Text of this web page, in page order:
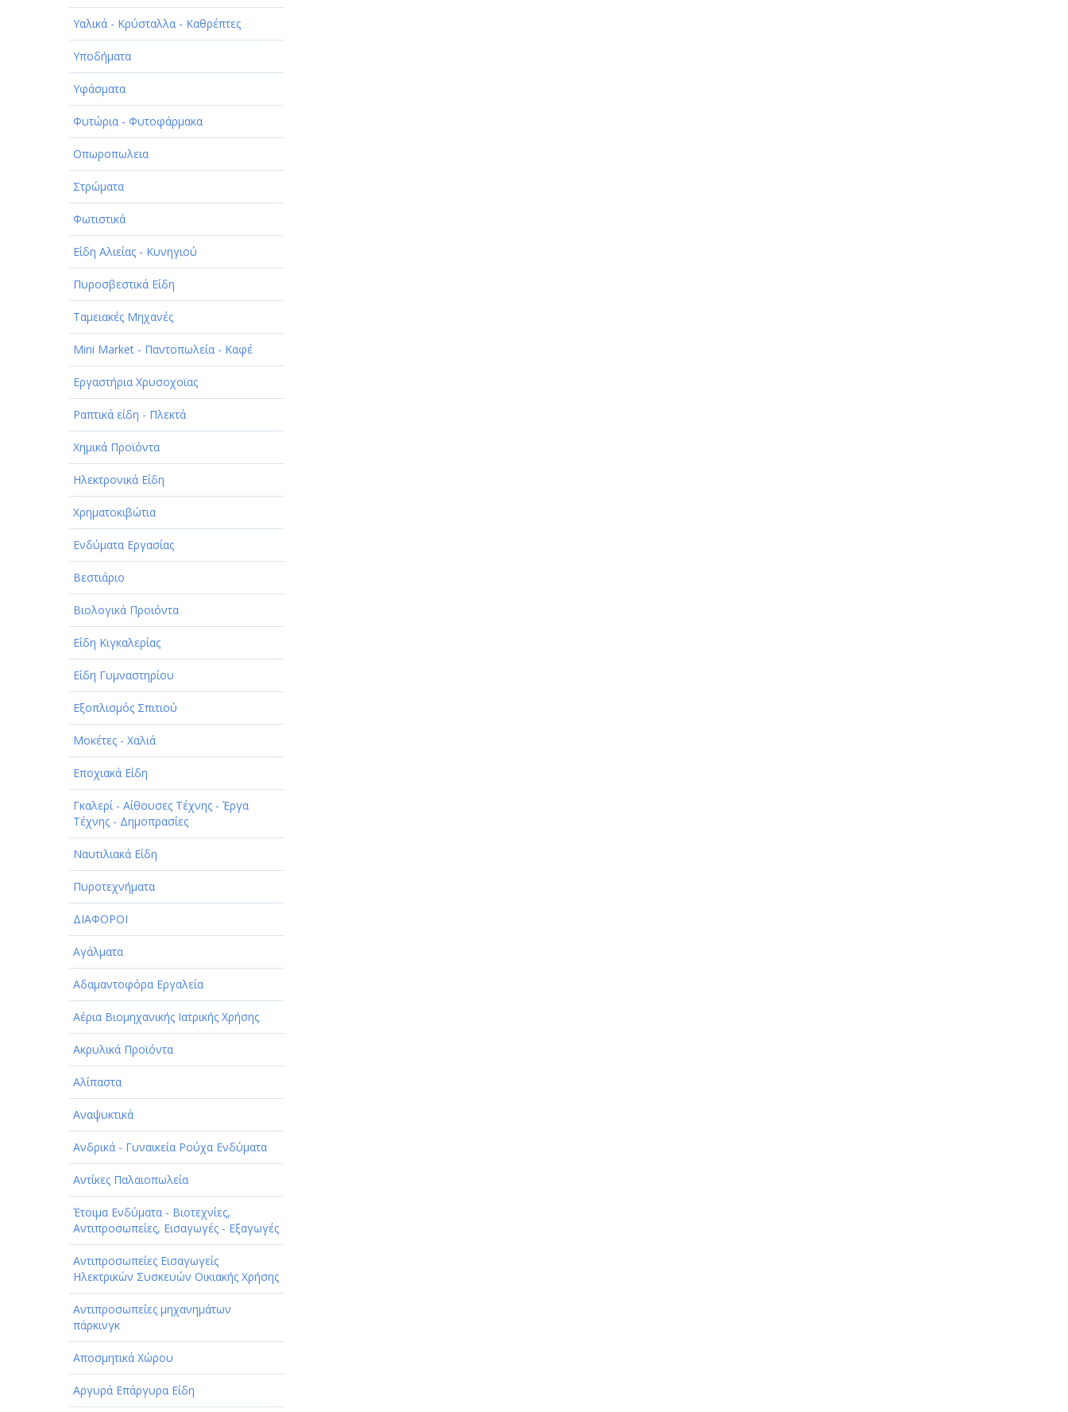
Υαλικά - Κρύσταλλα - Καθρέπτες
Υποδήματα
Υφάσματα
Φυτώρια - Φυτοφάρμακα
Οπωροπωλεια
Στρώματα
Φωτιστικά
Είδη Αλιείας - Κυνηγιού
Πυροσβεστικά Είδη
Ταμειακές Μηχανές
Mini Market - Παντοπωλεία - Καφέ
Εργαστήρια Χρυσοχοϊας
Ραπτικά είδη - Πλεκτά
Χημικά Προϊόντα
Ηλεκτρονικά Είδη
Χρηματοκιβώτια
Ενδύματα Εργασίας
Βεστιάριο
Βιολογικά Προιόντα
Είδη Κιγκαλερίας
Είδη Γυμναστηρίου
Εξοπλισμός Σπιτιού
Μοκέτες - Χαλιά
Εποχιακά Είδη
Γκαλερί - Αίθουσες Τέχνης - Έργα
Τέχνης - Δημοπρασίες
Ναυτιλιακά Είδη
Πυροτεχνήματα
ΔΙΑΦΟΡΟΙ
Αγάλματα
Αδαμαντοφόρα Εργαλεία
Αέρια Βιομηχανικής Ιατρικής Χρήσης
Ακρυλικά Προϊόντα
Αλίπαστα
Αναψυκτικά
Ανδρικά - Γυναικεία Ρούχα Ενδύματα
Αντίκες Παλαιοπωλεία
Έτοιμα Ενδύματα - Βιοτεχνίες,
Αντιπροσωπείες, Εισαγωγές - Εξαγωγές
Αντιπροσωπείες Εισαγωγείς
Ηλεκτρικών Συσκευών Οικιακής Χρήσης
Αντιπροσωπείες μηχανημάτων
πάρκινγκ
Αποσμητικά Χώρου
Αργυρά Επάργυρα Είδη